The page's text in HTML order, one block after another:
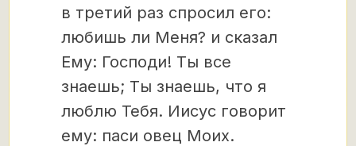
в третий раз спросил его:
любишь ли Меня? и сказал
Ему: Господи! Ты все
знаешь; Ты знаешь, что я
люблю Тебя. Иисус говорит
ему: паси овец Моих.